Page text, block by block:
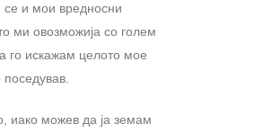
се и мои вредносни
ми овозможија со голем
го искажам целото мое
иако можев да ја земам